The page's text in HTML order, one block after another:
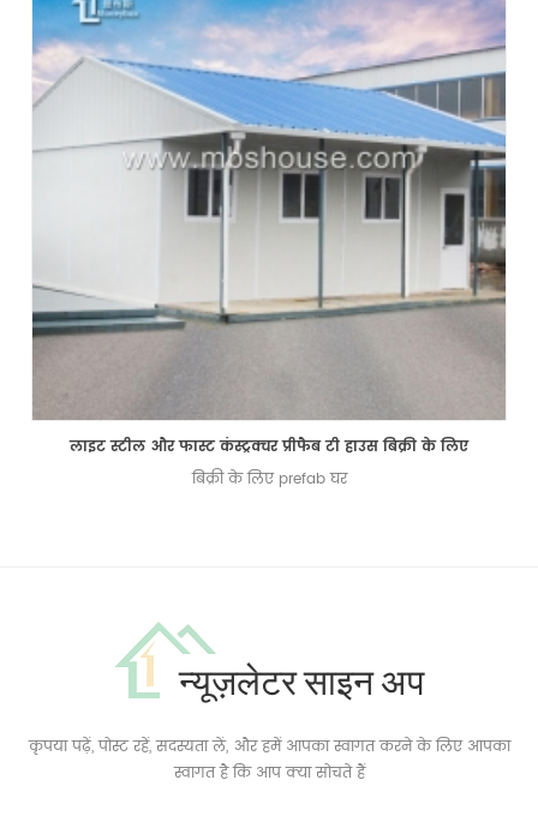
लाइट स्टील और फास्ट कंस्ट्रक्चर प्रीफैब टी हाउस बिक्री के लिए
बिक्री के लिए prefab घर
न्यूज़लेटर साइन अप
कृपया पढ़ें, पोस्ट रहें, सदस्यता लें, और हमें आपका स्वागत करने के लिए आपका
स्वागत है कि आप क्या सोचते हैं